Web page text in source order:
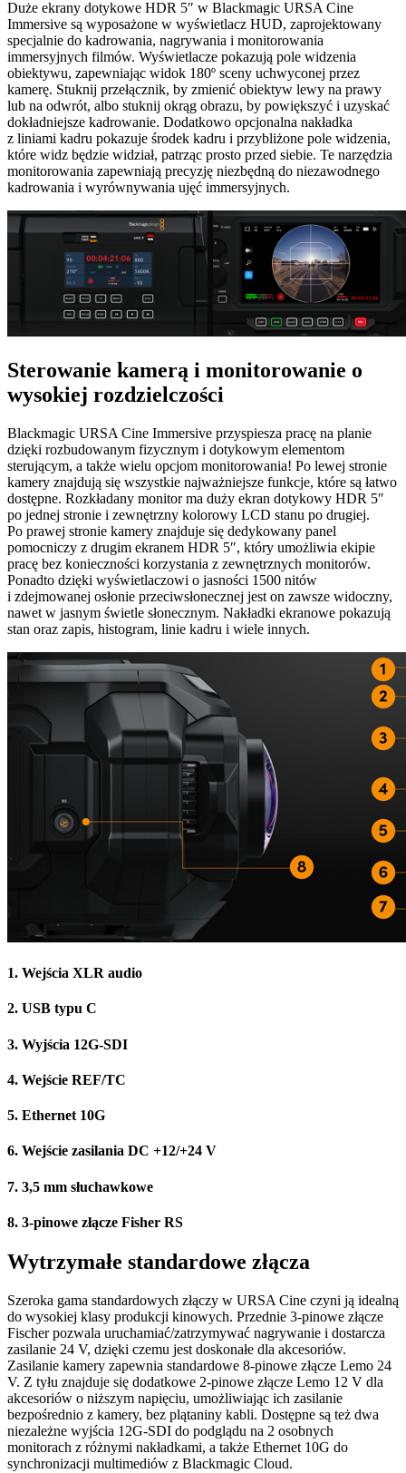
Duże ekrany dotykowe HDR 5″ w Blackmagic URSA Cine
Immersive są wyposażone w wyświetlacz HUD, zaprojektowany
specjalnie do kadrowania, nagrywania i monitorowania
immersyjnych filmów. Wyświetlacze pokazują pole widzenia
obiektywu, zapewniając widok 180º sceny uchwyconej przez
kamerę. Stuknij przełącznik, by zmienić obiektyw lewy na prawy
lub na odwrót, albo stuknij okrąg obrazu, by powiększyć i uzyskać
dokładniejsze kadrowanie. Dodatkowo opcjonalna nakładka
z liniami kadru pokazuje środek kadru i przybliżone pole widzenia,
które widz będzie widział, patrząc prosto przed siebie. Te narzędzia
monitorowania zapewniają precyzję niezbędną do niezawodnego
kadrowania i wyrównywania ujęć immersyjnych.
Sterowanie kamerą i monitorowanie o
wysokiej rozdzielczości
Blackmagic URSA Cine Immersive przyspiesza pracę na planie
dzięki rozbudowanym fizycznym i dotykowym elementom
sterującym, a także wielu opcjom monitorowania! Po lewej stronie
kamery znajdują się wszystkie najważniejsze funkcje, które są łatwo
dostępne. Rozkładany monitor ma duży ekran dotykowy HDR 5″
po jednej stronie i zewnętrzny kolorowy LCD stanu po drugiej.
Po prawej stronie kamery znajduje się dedykowany panel
pomocniczy z drugim ekranem HDR 5″, który umożliwia ekipie
pracę bez konieczności korzystania z zewnętrznych monitorów.
Ponadto dzięki wyświetlaczowi o jasności 1500 nitów
i zdejmowanej osłonie przeciwsłonecznej jest on zawsze widoczny,
nawet w jasnym świetle słonecznym. Nakładki ekranowe pokazują
stan oraz zapis, histogram, linie kadru i wiele innych.
1. Wejścia XLR audio
2. USB typu C
3. Wyjścia 12G-SDI
4. Wejście REF/TC
5. Ethernet 10G
6. Wejście zasilania DC +12/+24 V
7. 3,5 mm słuchawkowe
8. 3-pinowe złącze Fisher RS
Wytrzymałe standardowe złącza
Szeroka gama standardowych złączy w URSA Cine czyni ją idealną
do wysokiej klasy produkcji kinowych. Przednie 3-pinowe złącze
Fischer pozwala uruchamiać/zatrzymywać nagrywanie i dostarcza
zasilanie 24 V, dzięki czemu jest doskonałe dla akcesoriów.
Zasilanie kamery zapewnia standardowe 8-pinowe złącze Lemo 24
V. Z tyłu znajduje się dodatkowe 2-pinowe złącze Lemo 12 V dla
akcesoriów o niższym napięciu, umożliwiając ich zasilanie
bezpośrednio z kamery, bez plątaniny kabli. Dostępne są też dwa
niezależne wyjścia 12G-SDI do podglądu na 2 osobnych
monitorach z różnymi nakładkami, a także Ethernet 10G do
synchronizacji multimediów z Blackmagic Cloud.